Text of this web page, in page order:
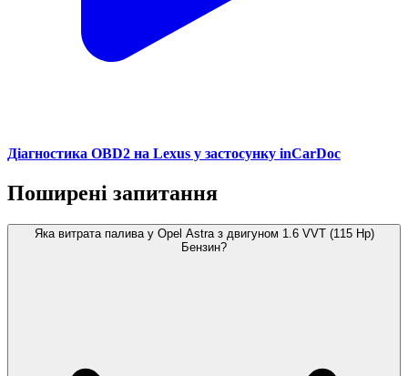
Діагностика OBD2 на Lexus у застосунку inCarDoc
Поширені запитання
Яка витрата палива у Opel Astra з двигуном 1.6 VVT (115 Hp)
Бензин?